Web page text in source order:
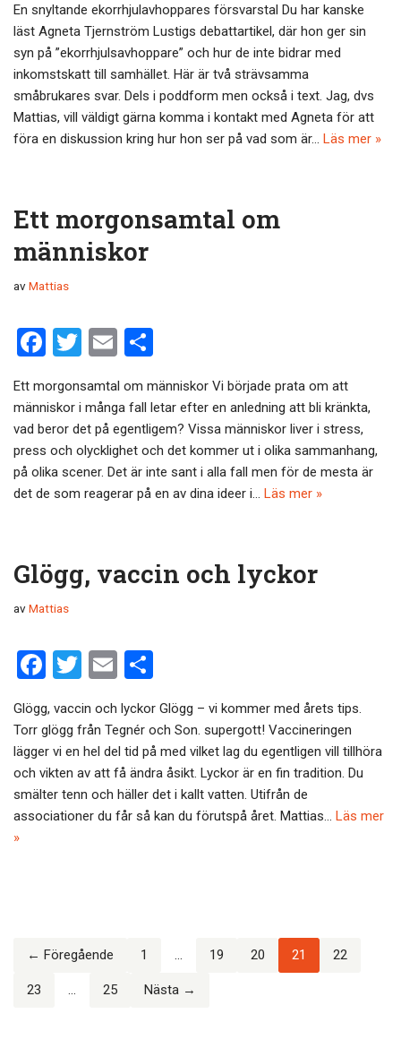
ce
b
o
o
k
tt
er
ail a
En snyltande ekorrhjulavhoppares försvarstal Du har kanske
läst Agneta Tjernström Lustigs debattartikel, där hon ger sin
syn på ”ekorrhjulsavhoppare” och hur de inte bidrar med
inkomstskatt till samhället. Här är två strävsamma
småbrukares svar. Dels i poddform men också i text. Jag, dvs
Mattias, vill väldigt gärna komma i kontakt med Agneta för att
föra en diskussion kring hur hon ser på vad som är… Läs mer »
Ett morgonsamtal om
människor
avMattias
F
ce
b
o
o
T
tt
er
E
ail a
Ett morgonsamtal om människor Vi började prata om att
människor i många fall letar efter en anledning att bli kränkta,
vad beror det på egentligem? Vissa människor liver i stress,
press och olycklighet och det kommer ut i olika sammanhang,
på olika scener. Det är inte sant i alla fall men för de mesta är
det de som reagerar på en av dina ideer i… Läs mer »
Glögg, vaccin och lyckor
avMattias
F
ce
b
o
o
T
tt
er
E
ail a
Glögg, vaccin och lyckor Glögg – vi kommer med årets tips.
Torr glögg från Tegnér och Son. supergott! Vaccineringen
lägger vi en hel del tid på med vilket lag du egentligen vill tillhöra
och vikten av att få ändra åsikt. Lyckor är en fin tradition. Du
smälter tenn och häller det i kallt vatten. Utifrån de
associationer du får så kan du förutspå året. Mattias… Läs mer
»
← Föregående 1 … 19 20 21 22
23 … 25 Nästa →